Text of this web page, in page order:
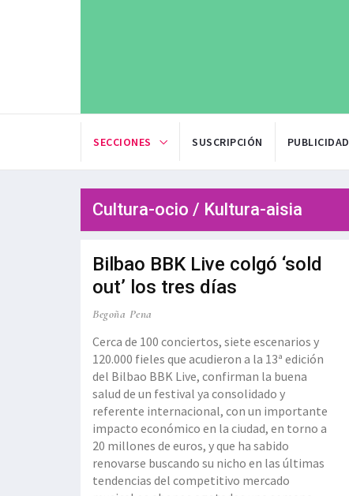
SECCIONES SUSCRIPCIÓN PUBLICIDAD
Cultura-ocio / Kultura-aisia
Bilbao BBK Live colgó ‘sold
out’ los tres días
Begoña Pena
Cerca de 100 conciertos, siete escenarios y
120.000 fieles que acudieron a la 13ª edición
del Bilbao BBK Live, confirman la buena
salud de un festival ya consolidado y
referente internacional, con un importante
impacto económico en la ciudad, en torno a
20 millones de euros, y que ha sabido
renovarse buscando su nicho en las últimas
tendencias del competitivo mercado